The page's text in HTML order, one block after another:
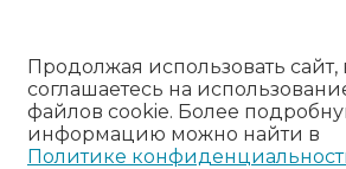
Продолжая использовать сайт,
соглашаетесь на
файлов cookie. Более
информацию можно найти в
Политике